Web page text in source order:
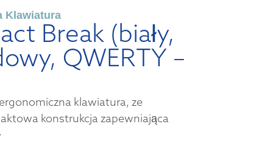
Klawiatura
Break (biały,
QWERTY –
klawiatura, ze
konstrukcja zapewniająca